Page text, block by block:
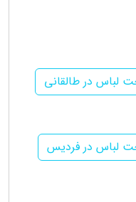
لباس در طالقانی
لباس در فردیس